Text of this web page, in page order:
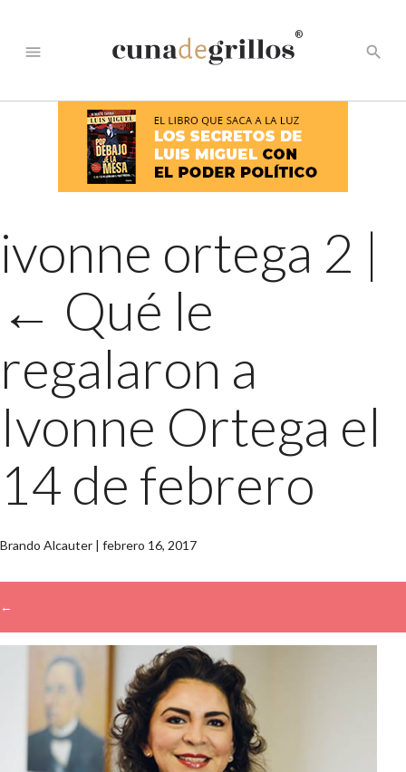
menu
®
search
ivonne ortega 2 |
← Qué le
regalaron a
Ivonne Ortega el
14 de febrero
Brando Alcauter | febrero 16, 2017
←